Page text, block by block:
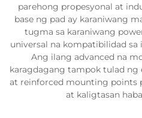
parehong propesyonal at
base ng pad ay karaniwang
tugma sa karaniwang
universal na kompatibilidad
Ang ilang advanced na
karagdagang tampok tulad
at reinforced mounting points
at kaligtasan